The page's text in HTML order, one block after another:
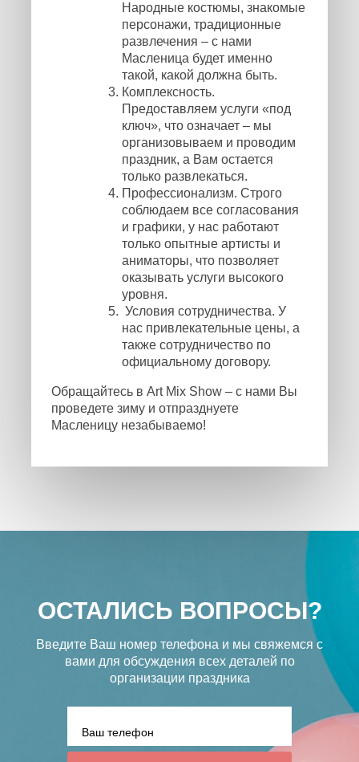
Народные костюмы, знакомые
персонажи, традиционные
развлечения – с нами
Масленица будет именно
такой, какой должна быть.
Комплексность.
Предоставляем услуги «под
ключ», что означает – мы
организовываем и проводим
праздник, а Вам остается
только развлекаться.
Профессионализм. Строго
соблюдаем все согласования
и графики, у нас работают
только опытные артисты и
аниматоры, что позволяет
оказывать услуги высокого
уровня.
Условия сотрудничества. У
нас привлекательные цены, а
также сотрудничество по
официальному договору.
Обращайтесь в Art Mix Show – с нами Вы
проведете зиму и отпразднуете
Масленицу незабываемо!
ОСТАЛИСЬ ВОПРОСЫ?
Введите Ваш номер телефона и мы свяжемся с
вами для обсуждения всех деталей по
организации праздника